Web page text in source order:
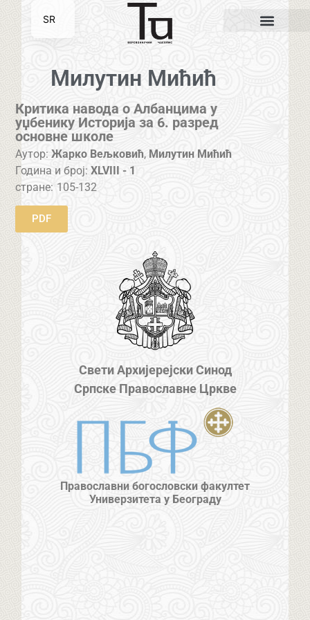
Милутин Мићић
Критика навода о Албанцима у
уџбенику Историја за 6. разред
основне школе
Аутор: Жарко Вељковић, Милутин Мићић
Година и број:XLVIII - 1
стране: 105-132
PDF
Свети Архијерејски Синод
Српске Православне Цркве
Православни богословски факултет
Универзитета у Београду
SR
EN